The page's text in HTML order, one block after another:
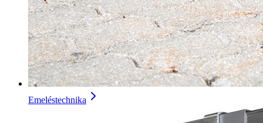
Emeléstechnika